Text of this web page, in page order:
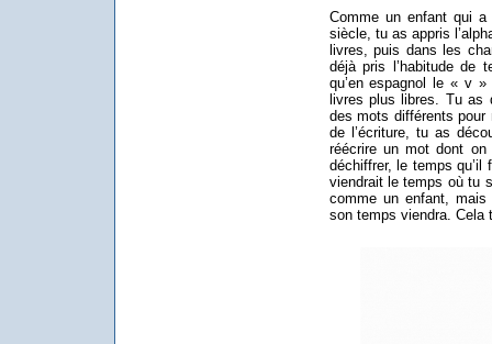
Comme un enfant qui
siècle, tu as appris
livres, puis dans les
déjà pris l’habitude de
qu’en espagnol le « v
livres plus libres. Tu as
des mots différents
de l’écriture, tu as
réécrire un mot dont
déchiffrer, le temps qu’il
viendrait le temps où tu
comme un enfant,
son temps viendra. Cela